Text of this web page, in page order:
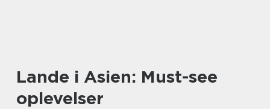
Lande i Asien: Must-see
oplevelser